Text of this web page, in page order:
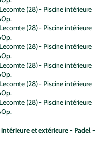
et extérieure - Padel -